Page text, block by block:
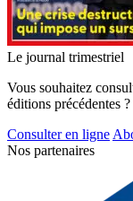
Le journal trimestriel
Vous souhaitez
éditions précédentes ?
Consulter en ligne
Nos partenaires